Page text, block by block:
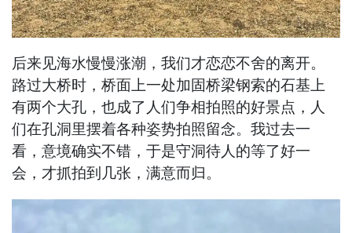
后来见海水慢慢涨潮，我们才恋恋不舍的离开。
路过大桥时，桥面上一处加固桥梁钢索的石基上
有两个大孔，也成了人们争相拍照的好景点，人
们在孔洞里摆着各种姿势拍照留念。我过去一
看，意境确实不错，于是守洞待人的等了好一
会，才抓拍到几张，满意而归。